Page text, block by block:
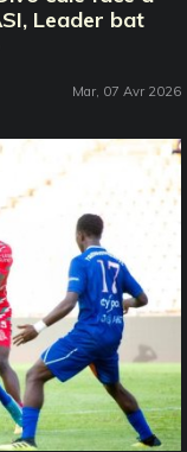
Leader bat
Mar, 07 Avr 2026